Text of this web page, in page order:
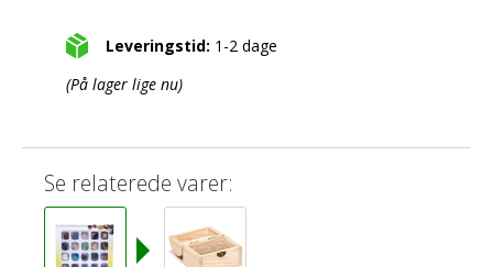
Leveringstid: 1-2 dage
(På lager lige nu)
Se relaterede varer: